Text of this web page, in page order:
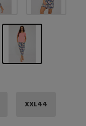
XXL44